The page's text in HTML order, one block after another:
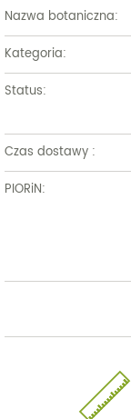
Nazwa botaniczna:
Kategoria:
Status:
Czas dostawy :
PIORiN: